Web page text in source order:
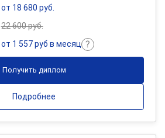
от 18 680 руб.
22 600 руб.
от 1 557 руб в месяц
Получить диплом
Подробнее